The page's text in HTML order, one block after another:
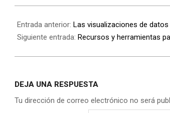
Entrada anterior: Las visualizaciones de
Siguiente entrada: Recursos y herramientas
DEJA UNA RESPUESTA
Tu dirección de correo electrónico no será